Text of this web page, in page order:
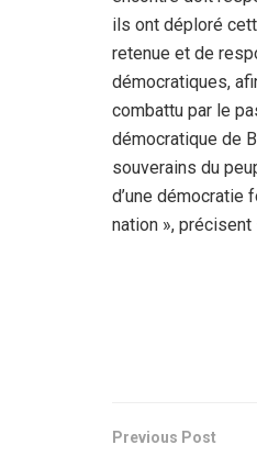
ils ont déploré
retenue et de
démocratiques,
combattu par le
démocratique de
souverains du
d’une démocratie
nation », précisent
Previous Post